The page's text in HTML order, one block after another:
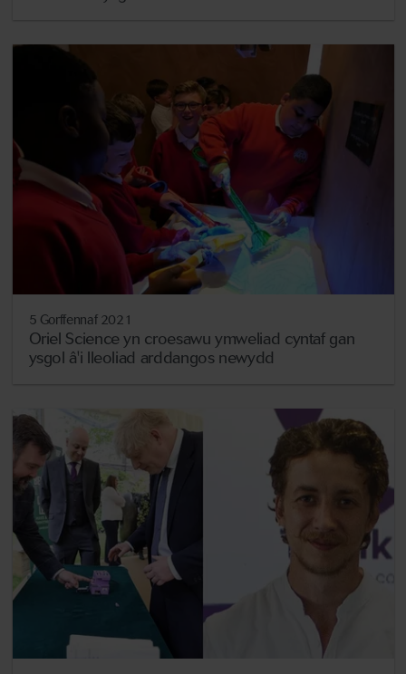
5 Gorffennaf 2021
Oriel Science yn croesawu ymweliad cyntaf gan
ysgol â'i lleoliad arddangos newydd